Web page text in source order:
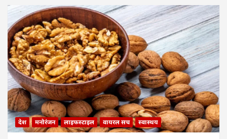
देश मनोरंजन लाइफस्टाइल वायरल सच स्वास्थय